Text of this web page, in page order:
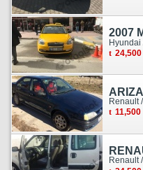
Hyundai
24,500
Renault
11,500
Renault